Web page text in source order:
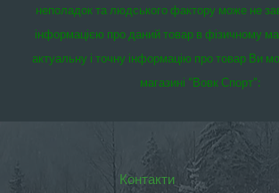
неполадок та людського фактору може не
інформацією про даний товар в фізичному
актуальну і точну інформацію про товар Ви
магазині “Вовк Спорт”:
Контакти